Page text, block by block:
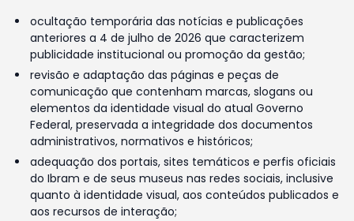
ocultação temporária das notícias e publicações
anteriores a 4 de julho de 2026 que caracterizem
publicidade institucional ou promoção da gestão;
revisão e adaptação das páginas e peças de
comunicação que contenham marcas, slogans ou
elementos da identidade visual do atual Governo
Federal, preservada a integridade dos documentos
administrativos, normativos e históricos;
adequação dos portais, sites temáticos e perfis oficiais
do Ibram e de seus museus nas redes sociais, inclusive
quanto à identidade visual, aos conteúdos publicados e
aos recursos de interação;